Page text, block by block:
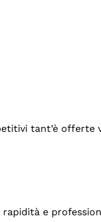
tant’è offerte
e